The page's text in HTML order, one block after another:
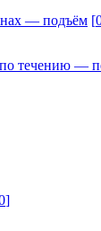
— подъём [
по течению —
]